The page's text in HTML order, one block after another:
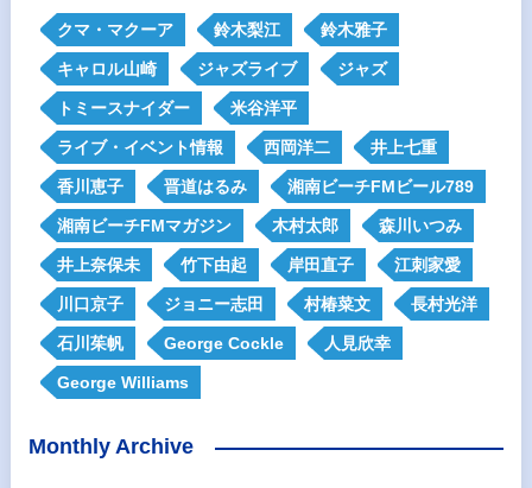
クマ・マクーア 鈴木梨江 鈴木雅子
キャロル山崎 ジャズライブ ジャズ
トミースナイダー 米谷洋平
ライブ・イベント情報 西岡洋二 井上七重
香川恵子 晋道はるみ 湘南ビーチFMビール789
湘南ビーチFMマガジン 木村太郎 森川いつみ
井上奈保未 竹下由起 岸田直子 江刺家愛
川口京子 ジョニー志田 村椿菜文 長村光洋
石川茱帆 George Cockle 人見欣幸
George Williams
Monthly Archive